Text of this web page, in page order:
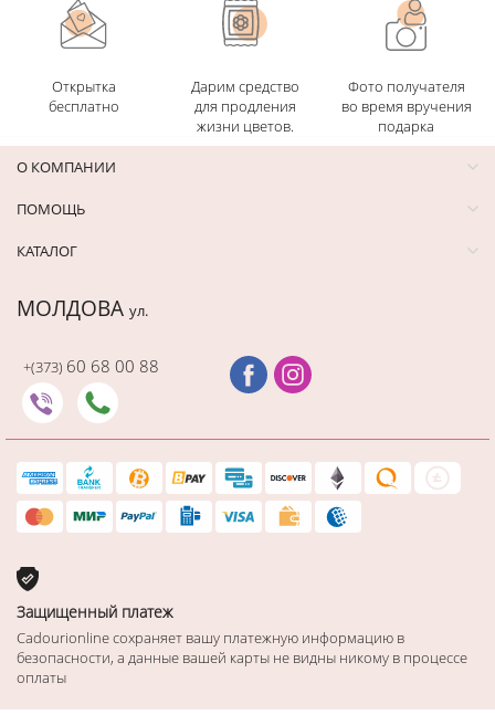
Открытка
бесплатно
Дарим средство
для продления
жизни цветов.
Фото получателя
во время вручения
подарка
О КОМПАНИИ
ПОМОЩЬ
КАТАЛОГ
МОЛДОВА ул.
+(373) 60 68 00 88
Защищенный платеж
Cadourionline сохраняет вашу платежную информацию в
безопасности, а данные вашей карты не видны никому в процессе
оплаты